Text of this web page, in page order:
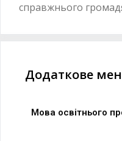
справжнього
Додаткове
Мова освітнього